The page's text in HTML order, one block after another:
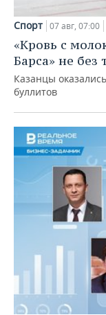
Спорт 07 авг, 07:00
«Кровь с
Барса» не
Казанцы
буллитов